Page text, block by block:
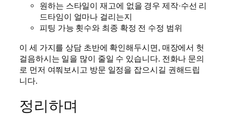
원하는 스타일이 재고에 없을 경우 제작·수선 리
드타임이 얼마나 걸리는지
피팅 가능 횟수와 최종 확정 전 수정 범위
이 세 가지를 상담 초반에 확인해두시면, 매장에서 헛
걸음하시는 일을 많이 줄일 수 있습니다. 전화나 문의
로 먼저 여쭤보시고 방문 일정을 잡으시길 권해드립
니다.
정리하며